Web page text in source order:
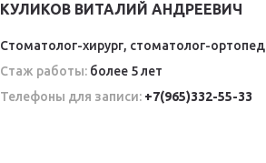
КУЛИКОВ ВИТАЛИЙ АНДРЕЕВИЧ
Стоматолог-хирург, стоматолог-ортопед
Стаж работы: более 5 лет
Телефоны для записи: +7(965)332-55-33